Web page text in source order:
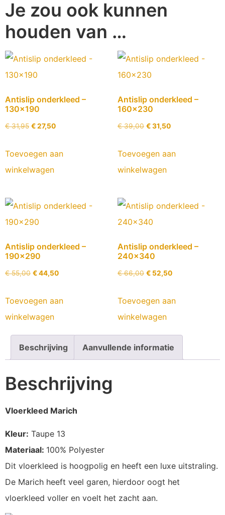
Je zou ook kunnen
houden van …
Antislip onderkleed –
130×190
€31,95 €27,50
Toevoegen aan
winkelwagen
Antislip onderkleed –
160×230
€39,00 €31,50
Toevoegen aan
winkelwagen
Antislip onderkleed –
190×290
€55,00 €44,50
Toevoegen aan
winkelwagen
Antislip onderkleed –
240×340
€66,00 € 52,50
Toevoegen aan
winkelwagen
Beschrijving Aanvullende informatie
Beschrijving
Vloerkleed Marich
Kleur: Taupe 13
Materiaal: 100% Polyester
Dit vloerkleed is hoogpolig en heeft een luxe uitstraling.
De Marich heeft veel garen, hierdoor oogt het
vloerkleed voller en voelt het zacht aan.